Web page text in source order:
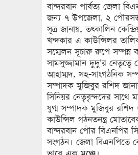
বান্দরবান পার্বত্য জেলা
জন্য ৭ উপজেলা, ২
সূত্র জানায়, তৎকালিন
খন্দকার এ কাউন্সিলর
সম্মেলন সূচারু রুপে সম্পন্ন
সামসুজ্জামান দুদু’র
আহাম্মদ, সহ-সাংগঠনিক
সম্পাদক মুজিবুর রশিদ
সিনিয়র নেতৃবৃন্দদের সাথে
যুগ্ম সম্পাদক মুজিবুর রশিদ
কাউন্সিল গঠনতনন্ত্র
বান্দরবান পৌর বিএনপির
সংগঠন। জেলা বিএনপিতে